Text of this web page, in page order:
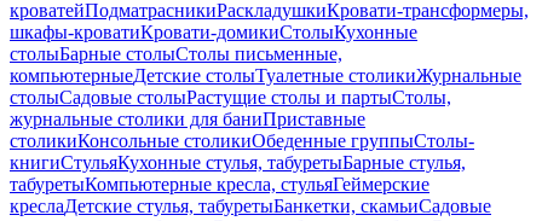
кроватейПодматрасникиРаскладушкиКровати-трансформеры,
шкафы-кроватиКровати-домикиСтолыКухонные
столыБарные столыСтолы письменные,
компьютерныеДетские столыТуалетные столикиЖурнальные
столыСадовые столыРастущие столы и партыСтолы,
журнальные столики для баниПриставные
столикиКонсольные столикиОбеденные группыСтолы-
книгиСтульяКухонные стулья, табуретыБарные стулья,
табуретыКомпьютерные кресла, стульяГеймерские
креслаДетские стулья, табуретыБанкетки, скамьиСадовые